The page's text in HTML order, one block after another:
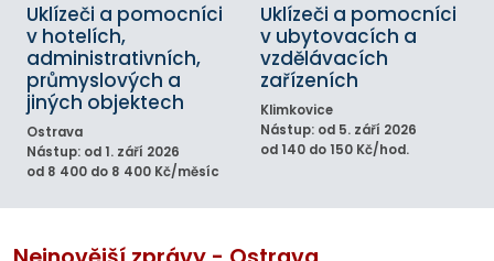
Uklízeči a pomocníci
v hotelích,
administrativních,
průmyslových a
jiných objektech
Ostrava
Nástup: od 1. září 2026
od 8 400 do 8 400 Kč/měsíc
Uklízeči a pomocníci
v ubytovacích a
vzdělávacích
zařízeních
Klimkovice
Nástup: od 5. září 2026
od 140 do 150 Kč/hod.